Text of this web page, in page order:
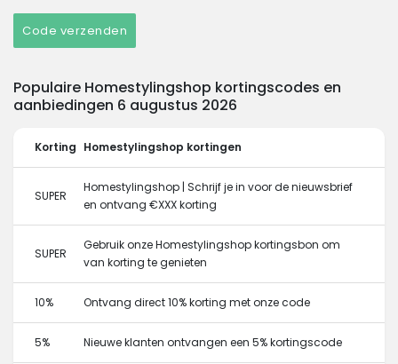
Code verzenden
Populaire Homestylingshop kortingscodes en
aanbiedingen 6 augustus 2026
Korting Homestylingshop kortingen
SUPER
Homestylingshop | Schrijf je in voor de nieuwsbrief
en ontvang €XXX korting
SUPER
Gebruik onze Homestylingshop kortingsbon om
van korting te genieten
10% Ontvang direct 10% korting met onze code
5% Nieuwe klanten ontvangen een 5% kortingscode